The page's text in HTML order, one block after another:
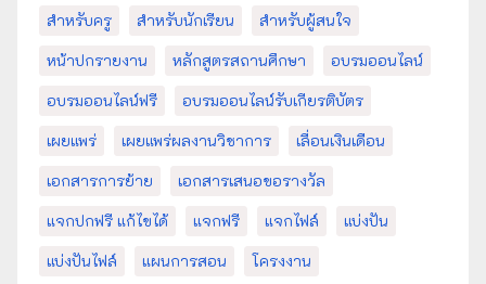
สำหรับครู
สำหรับนักเรียน
สำหรับผู้สนใจ
หน้าปกรายงาน
หลักสูตรสถานศึกษา
อบรมออนไลน์
อบรมออนไลน์ฟรี
อบรมออนไลน์รับเกียรติบัตร
เผยแพร่
เผยแพร่ผลงานวิชาการ
เลื่อนเงินเดือน
เอกสารการย้าย
เอกสารเสนอขอรางวัล
แจกปกฟรี แก้ไขได้
แจกฟรี แจกไฟล์
แบ่งปัน
แบ่งปันไฟล์
แผนการสอน โครงงาน